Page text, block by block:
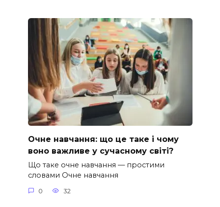
Очне навчання: що це таке і чому
воно важливе у сучасному світі?
Що таке очне навчання — простими
словами Очне навчання
0 32